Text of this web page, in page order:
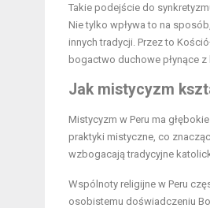
Takie podejście do
Nie tylko wpływa to na
innych tradycji. Przez to
bogactwo duchowe płynące
Jak mistycyzm
Mistycyzm w Peru ma
praktyki mistyczne, co
wzbogacają tradycyjne
Wspólnoty religijne w Peru
osobistemu doświadczeniu